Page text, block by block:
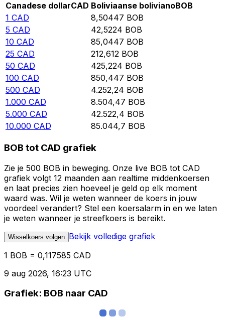
Canadese dollarCAD Boliviaanse bolivianoBOB
1 CAD 8,50447 BOB
5 CAD 42,5224 BOB
10 CAD 85,0447 BOB
25 CAD 212,612 BOB
50 CAD 425,224 BOB
100 CAD 850,447 BOB
500 CAD 4.252,24 BOB
1.000 CAD 8.504,47 BOB
5.000 CAD 42.522,4 BOB
10.000 CAD 85.044,7 BOB
BOB tot CAD grafiek
Zie je 500 BOB in beweging. Onze live BOB tot CAD
grafiek volgt 12 maanden aan realtime middenkoersen
en laat precies zien hoeveel je geld op elk moment
waard was. Wil je weten wanneer de koers in jouw
voordeel verandert? Stel een koersalarm in en we laten
je weten wanneer je streefkoers is bereikt.
Wisselkoers volgen Bekijk volledige grafiek
1 BOB = 0,117585 CAD
9 aug 2026, 16:23 UTC
Grafiek: BOB naar CAD